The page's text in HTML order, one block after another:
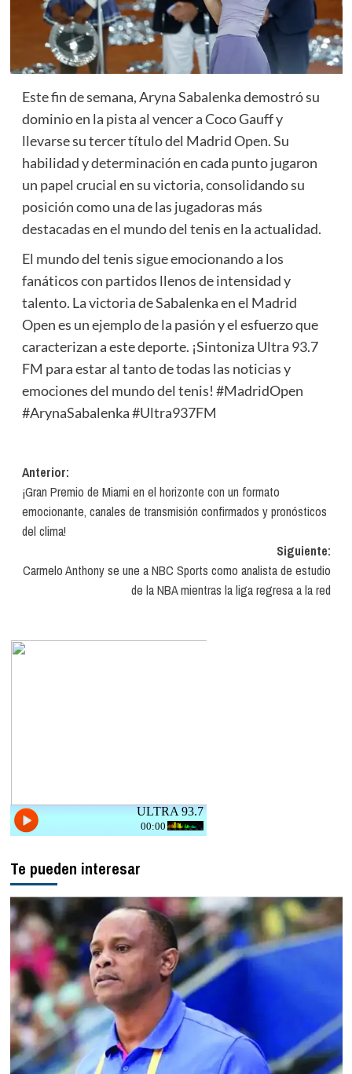
Este fin de semana, Aryna Sabalenka demostró su
dominio en la pista al vencer a Coco Gauff y
llevarse su tercer título del Madrid Open. Su
habilidad y determinación en cada punto jugaron
un papel crucial en su victoria, consolidando su
posición como una de las jugadoras más
destacadas en el mundo del tenis en la actualidad.
El mundo del tenis sigue emocionando a los
fanáticos con partidos llenos de intensidad y
talento. La victoria de Sabalenka en el Madrid
Open es un ejemplo de la pasión y el esfuerzo que
caracterizan a este deporte. ¡Sintoniza Ultra 93.7
FM para estar al tanto de todas las noticias y
emociones del mundo del tenis! #MadridOpen
#ArynaSabalenka #Ultra937FM
Navegación
de
entradas
Anterior:
¡Gran Premio de Miami en el horizonte con un formato
emocionante, canales de transmisión confirmados y pronósticos
del clima!
Siguiente:
Carmelo Anthony se une a NBC Sports como analista de estudio
de la NBA mientras la liga regresa a la red
Te pueden interesar